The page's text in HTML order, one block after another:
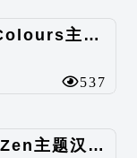
BuddyPress Colours主题汉化包
537
Undistracted Zen主题汉化包